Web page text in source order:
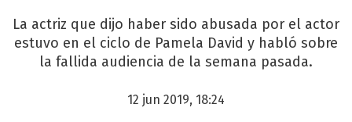
La actriz que dijo haber sido abusada por el actor
estuvo en el ciclo de Pamela David y habló sobre
la fallida audiencia de la semana pasada.
12 jun 2019, 18:24